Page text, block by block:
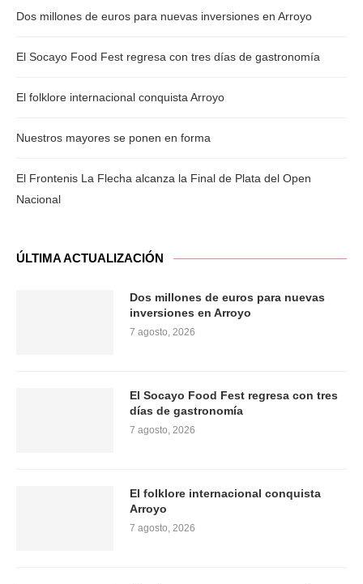
Dos millones de euros para nuevas inversiones en Arroyo
El Socayo Food Fest regresa con tres días de gastronomía
El folklore internacional conquista Arroyo
Nuestros mayores se ponen en forma
El Frontenis La Flecha alcanza la Final de Plata del Open
Nacional
ÚLTIMA ACTUALIZACIÓN
Dos millones de euros para nuevas
inversiones en Arroyo
7 agosto, 2026
El Socayo Food Fest regresa con tres
días de gastronomía
7 agosto, 2026
El folklore internacional conquista
Arroyo
7 agosto, 2026